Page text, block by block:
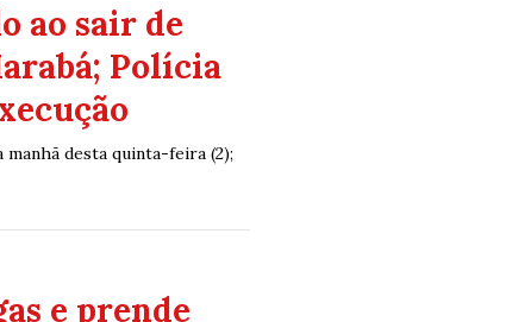
ao sair de
Polícia
desta quinta-feira (2);
e prende